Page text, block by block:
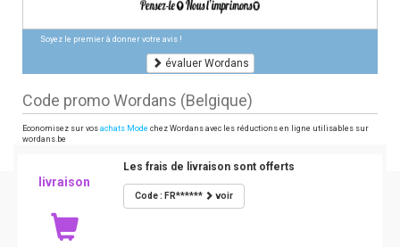
Soyez le premier à donner votre avis !
évaluer Wordans
Code promo Wordans (Belgique)
Economisez sur vos achats Mode chez Wordans avec les réductions en ligne utilisables sur
wordans.be
livraison
Les frais de livraison sont offerts
Code : FR****** voir